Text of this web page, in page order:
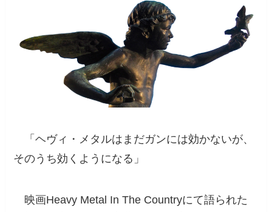
「ヘヴィ・メタルはまだガンには効かないが、
そのうち効くようになる」
映画Heavy Metal In The Countryにて語られた